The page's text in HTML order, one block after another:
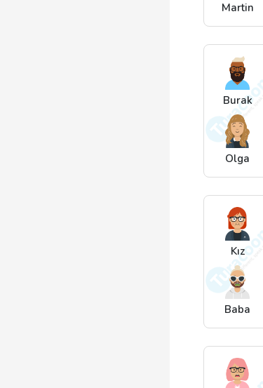
Martin
Burak
Olga
Kız
Baba